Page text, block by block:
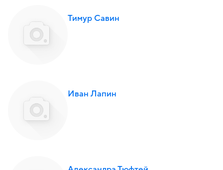
Тимур Савин
Иван Лапин